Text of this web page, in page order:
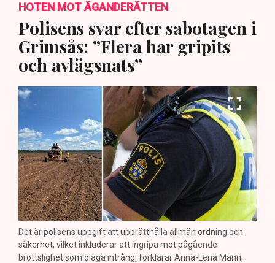
HOTEN MOT ÄGANDERÄTTEN
Polisens svar efter sabotagen i
Grimsås: ”Flera har gripits
och avlägsnats”
Det är polisens uppgift att upprätthålla allmän ordning och
säkerhet, vilket inkluderar att ingripa mot pågående
brottslighet som olaga intrång, förklarar Anna-Lena Mann,